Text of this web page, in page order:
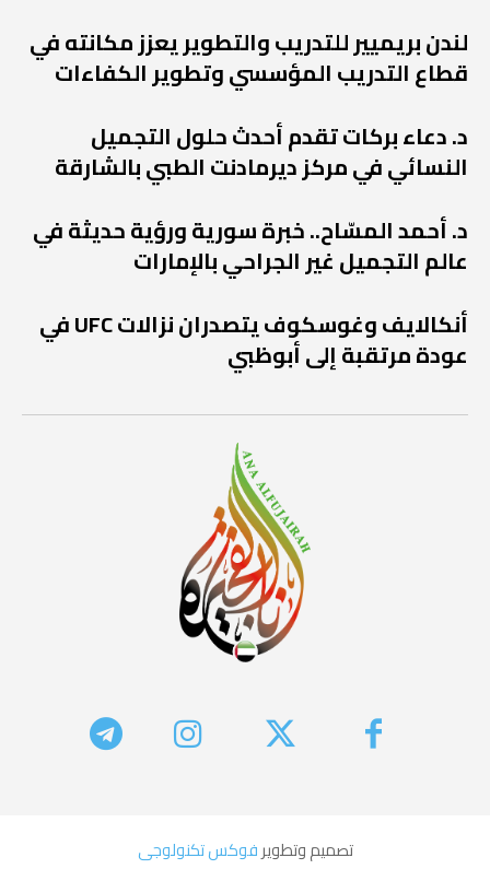
لندن بريميير للتدريب والتطوير يعزز مكانته في
قطاع التدريب المؤسسي وتطوير الكفاءات
د. دعاء بركات تقدم أحدث حلول التجميل
النسائي في مركز ديرمادنت الطبي بالشارقة
د. أحمد المسّاح.. خبرة سورية ورؤية حديثة في
عالم التجميل غير الجراحي بالإمارات
أنكالايف وغوسكوف يتصدران نزالات UFC في
عودة مرتقبة إلى أبوظبي
تصميم وتطويرفوكس تكنولوجى